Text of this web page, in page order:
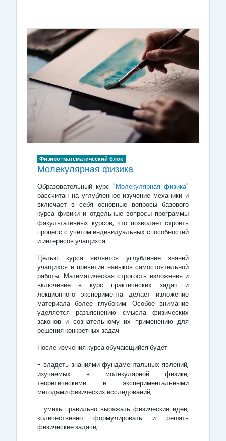
Физико-математический блок
Молекулярная физика
Образовательный курс "Молекулярная физика"
рассчитан на углубленное изучение механики и
включает в себя основные вопросы базового
курса физики и отдельные вопросы программы
факультативных курсов, что позволяет строить
процесс с учетом индивидуальных способностей
и интересов учащихся.
Целью курса является углубление знаний
учащихся и привитие навыков самостоятельной
работы. Математическая строгость изложения и
включение в курс практических задач и
лекционного эксперимента делает изложение
материала более глубоким. Особое внимание
уделяется разъяснению смысла физических
законов и сознательному их применению для
решения конкретных задач
После изучения курса обучающийся будет:
- владеть знаниями фундаментальных явлений,
изучаемых в молекулярной физике,
теоретическими и экспериментальными
методами физических исследований;
- уметь правильно выражать физические идеи,
количественно формулировать и решать
физические задачи;